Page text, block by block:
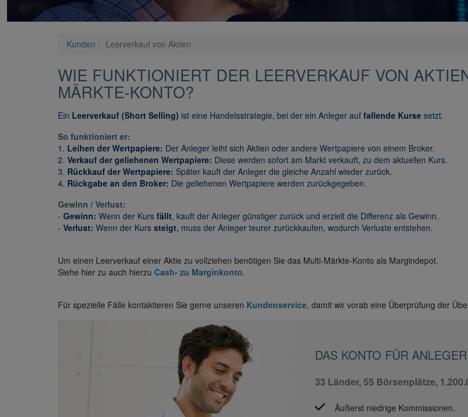
Kunden Leerverkauf von Aktien
WIE FUNKTIONIERT DER LEERVERKAUF VON
MÄRKTE-KONTO?
Ein Leerverkauf (Short Selling) ist eine Handelsstrategie, bei der ein Anleger auf fallende Kurse setzt.
So funktioniert er:
1. Leihen der Wertpapiere: Der Anleger leiht sich Aktien oder andere Wertpapiere von einem Broker.
2. Verkauf der geliehenen Wertpapiere: Diese werden sofort am Markt verkauft, zu dem aktuellen Kurs.
3. Rückkauf der Wertpapiere: Später kauft der Anleger die gleiche Anzahl wieder zurück.
4. Rückgabe an den Broker: Die geliehenen Wertpapiere werden zurückgegeben.
Gewinn / Verlust:
- Gewinn: Wenn der Kurs fällt, kauft der Anleger günstiger zurück und erzielt die Differenz als Gewinn.
- Verlust: Wenn der Kurs steigt, muss der Anleger teurer zurückkaufen, wodurch Verluste entstehen.
Um einen Leerverkauf einer Aktie zu vollziehen benötigen Sie das Multi-Märkte-Konto als Margindepot.
Siehe hier zu auch hierzu Cash- zu Marginkonto.
Für spezielle Fälle kontaktieren Sie gerne unseren Kundenservice, damit wir vorab eine Überprüfung der
DAS KONTO FÜR ANLEGER
33 Länder, 55 Börsenplätze,
Äußerst niedrige Kommissionen.